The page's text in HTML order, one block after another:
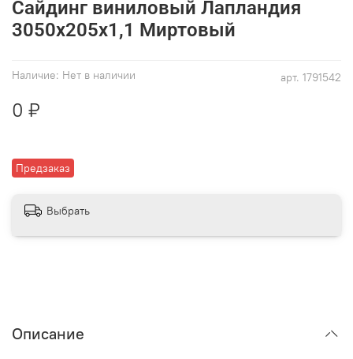
арт. 1791542
Наличие: Нет в наличии
Предзаказ
Сайдинг виниловый Лапландия
3050х205х1,1 Миртовый
0 ₽
Выбрать
Описание